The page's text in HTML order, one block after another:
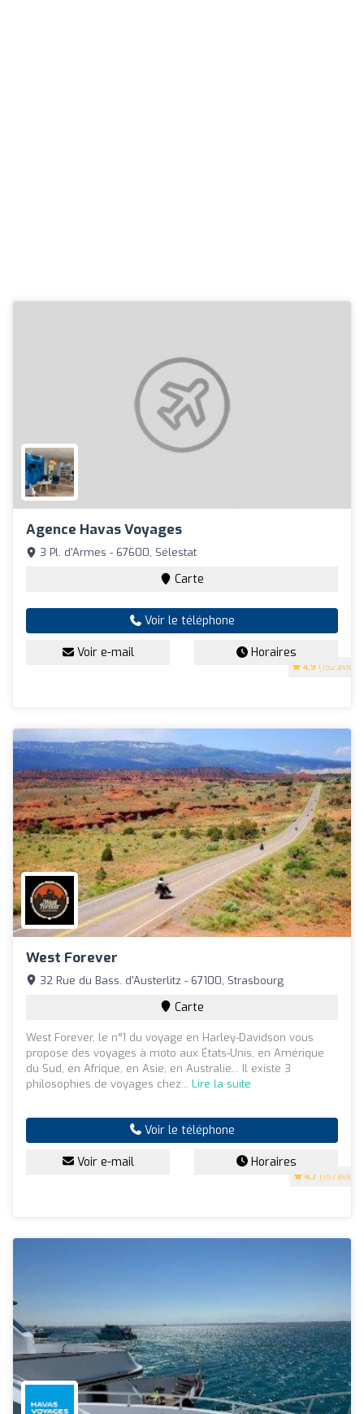
Agence Havas Voyages
4.9 (152 avis)
3 Pl. d'Armes - 67600, Sélestat
Carte
Voir le téléphone
Voir e-mail Horaires
West Forever
4.7 (157 avis)
32 Rue du Bass. d'Austerlitz - 67100, Strasbourg
Carte
West Forever, le n°1 du voyage en Harley-Davidson vous
propose des voyages à moto aux États-Unis, en Amérique
du Sud, en Afrique, en Asie, en Australie... Il existe 3
philosophies de voyages chez... Lire la suite
Voir le téléphone
Voir e-mail Horaires